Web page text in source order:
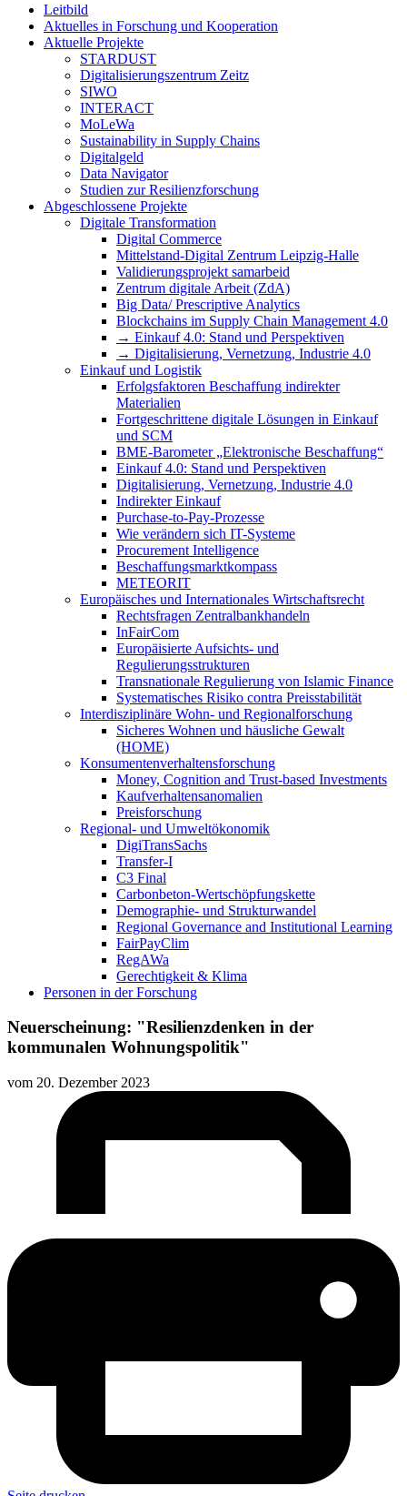
Leitbild
Aktuelles in Forschung und Kooperation
Aktuelle Projekte
STARDUST
Digitalisierungszentrum Zeitz
SIWO
INTERACT
MoLeWa
Sustainability in Supply Chains
Digitalgeld
Data Navigator
Studien zur Resilienzforschung
Abgeschlossene Projekte
Digitale Transformation
Digital Commerce
Mittelstand-Digital Zentrum Leipzig-Halle
Validierungsprojekt samarbeid
Zentrum digitale Arbeit (ZdA)
Big Data/ Prescriptive Analytics
Blockchains im Supply Chain Management 4.0
→ Einkauf 4.0: Stand und Perspektiven
→ Digitalisierung, Vernetzung, Industrie 4.0
Einkauf und Logistik
Erfolgsfaktoren Beschaffung indirekter
Materialien
Fortgeschrittene digitale Lösungen in Einkauf
und SCM
BME-Barometer „Elektronische Beschaffung“
Einkauf 4.0: Stand und Perspektiven
Digitalisierung, Vernetzung, Industrie 4.0
Indirekter Einkauf
Purchase-to-Pay-Prozesse
Wie verändern sich IT-Systeme
Procurement Intelligence
Beschaffungsmarktkompass
METEORIT
Europäisches und Internationales Wirtschaftsrecht
Rechtsfragen Zentralbankhandeln
InFairCom
Europäisierte Aufsichts- und
Regulierungsstrukturen
Transnationale Regulierung von Islamic Finance
Systematisches Risiko contra Preisstabilität
Interdisziplinäre Wohn- und Regionalforschung
Sicheres Wohnen und häusliche Gewalt
(HOME)
Konsumenten­verhaltens­forschung
Money, Cognition and Trust-based Investments
Kaufverhaltensanomalien
Preisforschung
Regional- und Umweltökonomik
DigiTransSachs
Transfer-I
C3 Final
Carbonbeton-Wertschöpfungskette
Demographie- und Strukturwandel
Regional Governance and Institutional Learning
FairPayClim
RegAWa
Gerechtigkeit & Klima
Personen in der Forschung
Neuerscheinung: "Resilienzdenken in der
kommunalen Wohnungspolitik"
vom 20. Dezember 2023